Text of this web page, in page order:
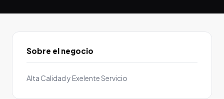
Sobre el negocio
Alta Calidad y Exelente Servicio